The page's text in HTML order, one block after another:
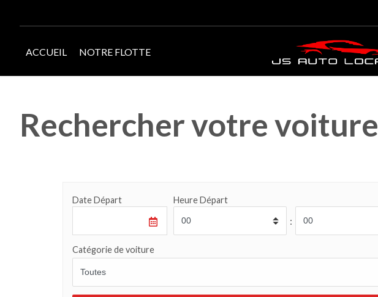
ACCUEIL NOTRE FLOTTE
Rechercher votre voiture
Date Départ Heure Départ
:
Catégorie de voiture